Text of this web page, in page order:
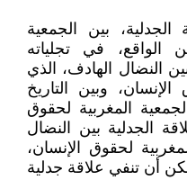
بين الجمعية
الواقع، في تجلياته
النضال الهادف، الذي
وبين التاريخ
المغربية لحقوق
الجدلية بين النضال
لحقوق الإنسان،
أن تنفي علاقة جدلية